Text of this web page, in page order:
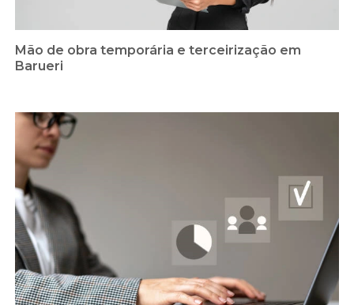
Mão de obra temporária e terceirização em
Barueri